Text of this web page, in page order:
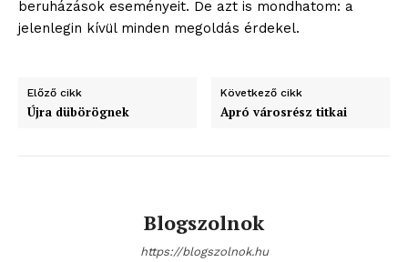
beruházások eseményeit. De azt is mondhatom: a
jelenlegin kívül minden megoldás érdekel.
Előző cikk
Újra dübörögnek
Következő cikk
Apró városrész titkai
Blogszolnok
https://blogszolnok.hu